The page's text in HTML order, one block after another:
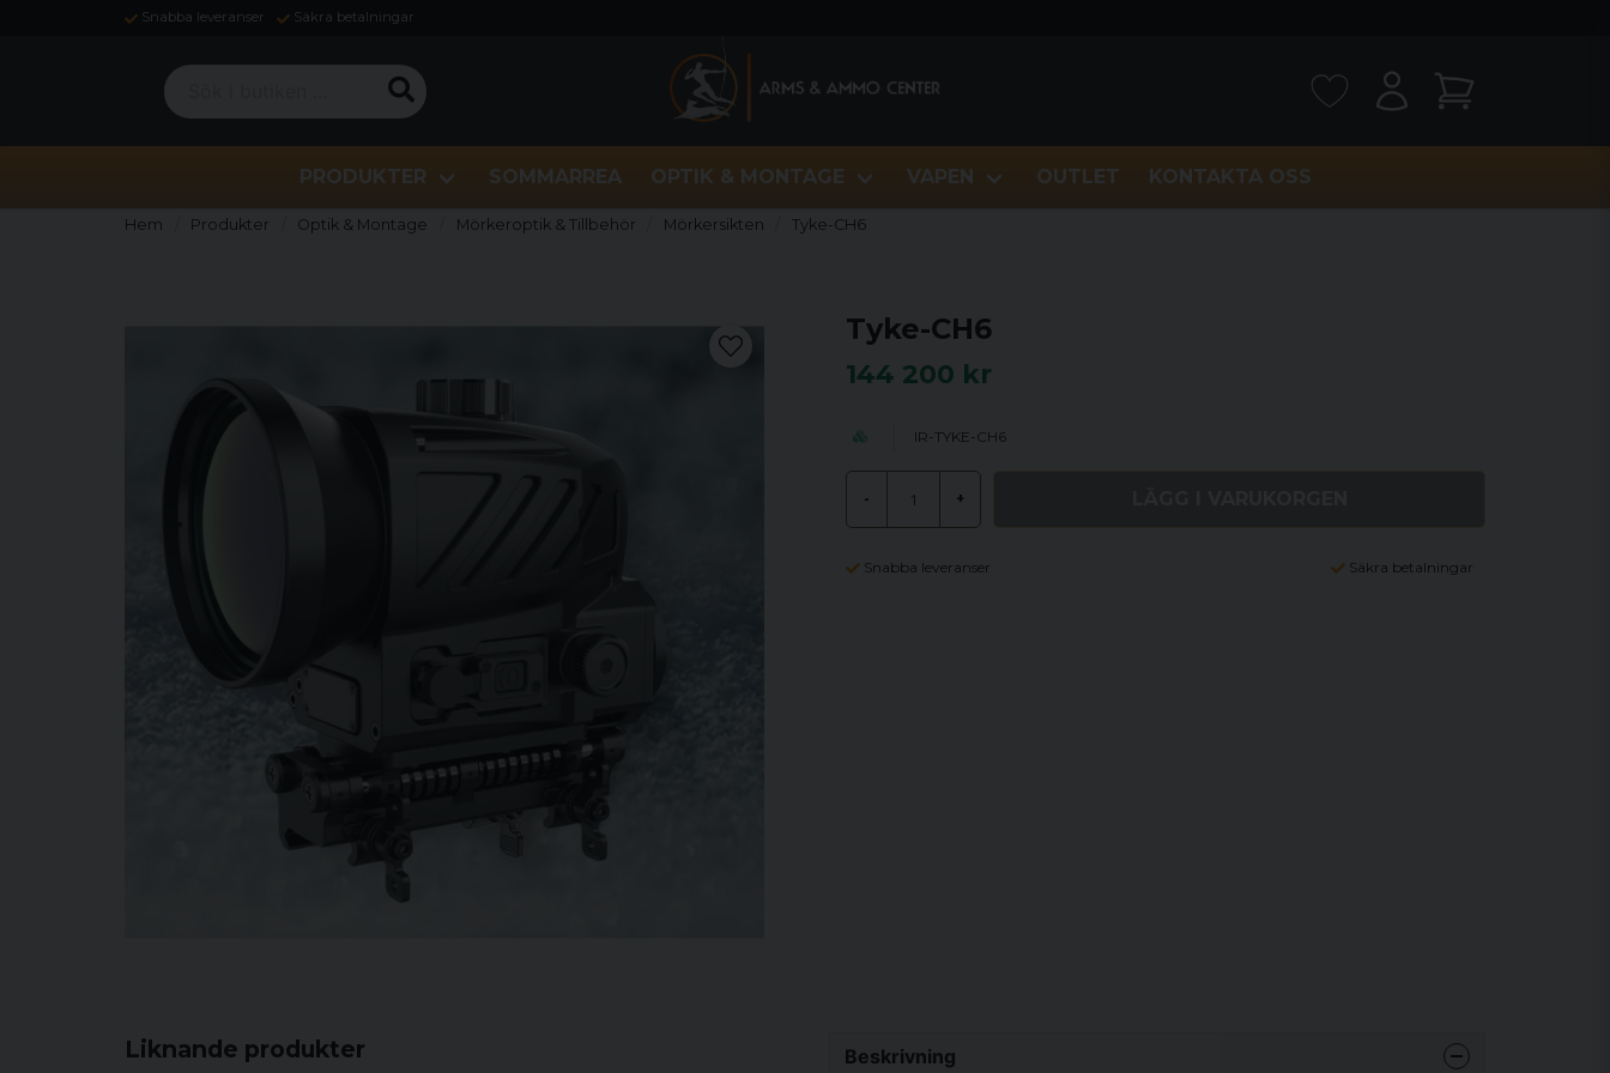
Snabba leveranser Säkra betalningar
Sök i butiken ...
PRODUKTER SOMMARREA OPTIK & MONTAGE VAPEN OUTLET KONTAKTA OSS
Hem Produkter Optik & Montage Mörkeroptik & Tillbehör Mörkersikten Tyke-CH6
Tyke-CH6
144 200 kr
IR-TYKE-CH6
- +
Snabba leveranser Säkra betalningar
Liknande produkter Beskrivning